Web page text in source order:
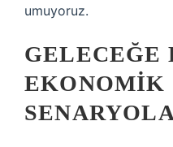
umuyoruz.
GELECEĞE
EKONOMIK